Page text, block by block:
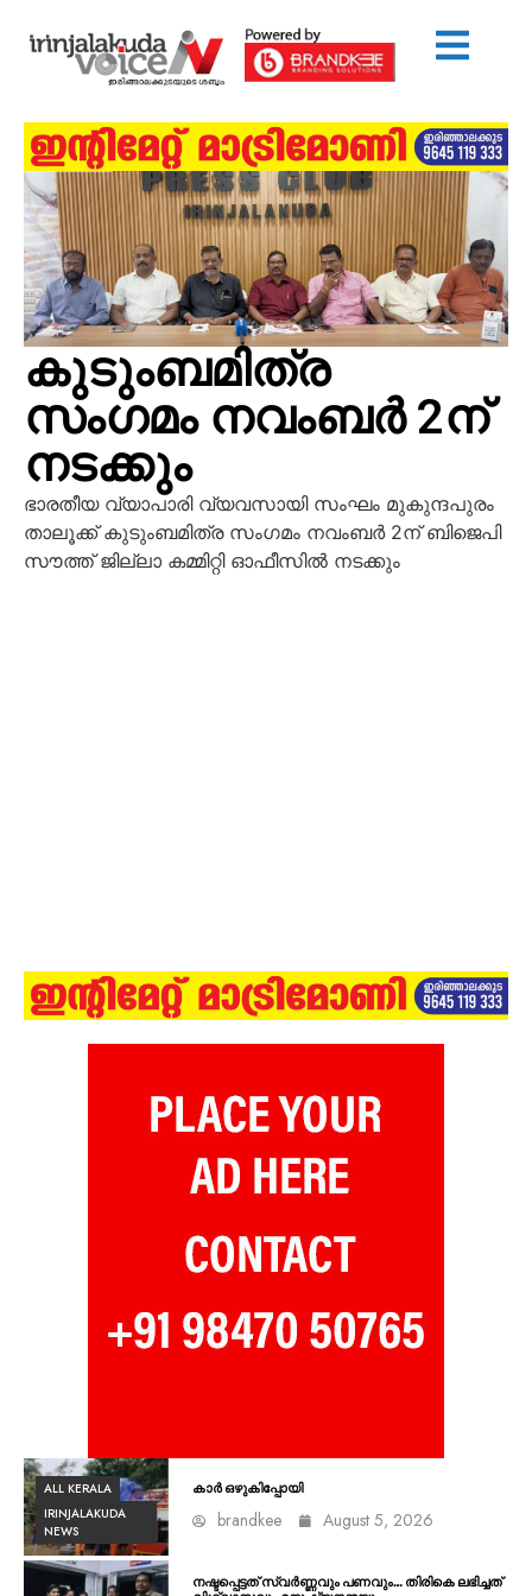
കുടുംബമിത്ര
സംഗമം നവംബര്‍ 2ന്
നടക്കും
ഭാരതീയ വ്യാപാരി വ്യവസായി സംഘം മുകുന്ദപുരം
താലൂക്ക് കുടുംബമിത്ര സംഗമം നവംബര്‍ 2ന് ബിജെപി
സൗത്ത് ജില്ലാ കമ്മിറ്റി ഓഫീസില്‍ നടക്കും
ALL KERALA
IRINJALAKUDA
NEWS
കാർ ഒഴുകിപ്പോയി
brandkee August 5, 2026
നഷ്ടപ്പെട്ടത് സ്വർണ്ണവും പണവും… തിരികെ ലഭിച്ചത്